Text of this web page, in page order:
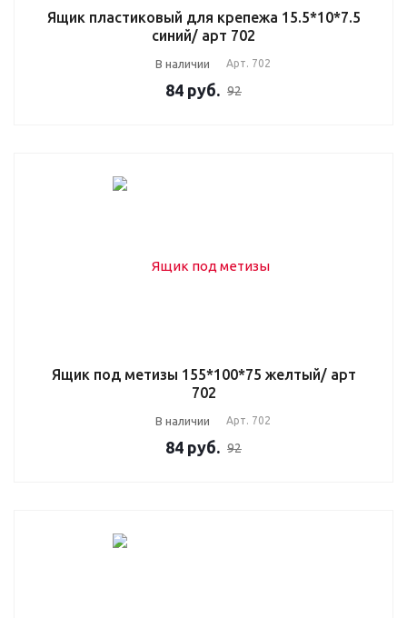
Ящик пластиковый для крепежа 15.5*10*7.5
синий/ арт 702
В наличии Арт. 702
84 руб. 92
Ящик под метизы 155*100*75 желтый/ арт
702
В наличии Арт. 702
84 руб. 92